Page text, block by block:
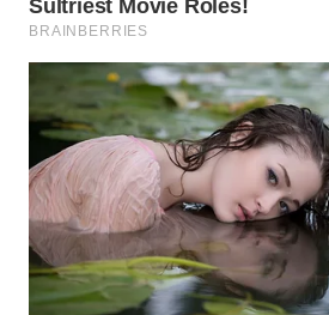
BORNEO
Wahana
Group
WAHANA
NEWS
WAHANA
TANI